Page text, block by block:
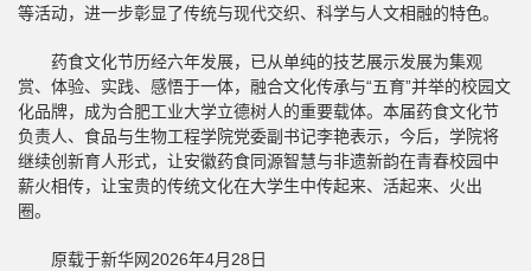
等活动，进一步彰显了传统与现代交织、科学与人文相融的特色。
药食文化节历经六年发展，已从单纯的技艺展示发展为集观
赏、体验、实践、感悟于一体，融合文化传承与“五育”并举的校园文
化品牌，成为合肥工业大学立德树人的重要载体。本届药食文化节
负责人、食品与生物工程学院党委副书记李艳表示，今后，学院将
继续创新育人形式，让安徽药食同源智慧与非遗新韵在青春校园中
薪火相传，让宝贵的传统文化在大学生中传起来、活起来、火出
圈。
原载于新华网2026年4月28日